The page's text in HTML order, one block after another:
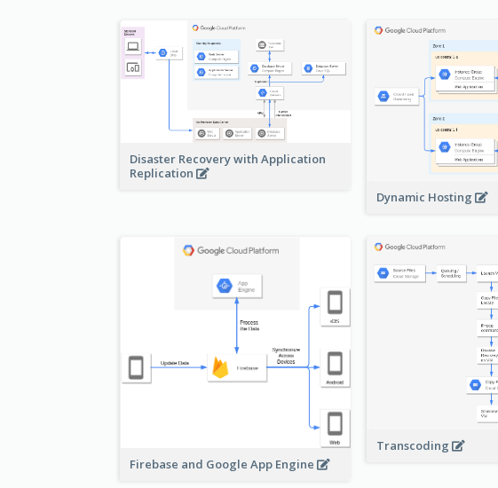
Disaster Recovery with Application
Replication
Dynamic Hosting
Firebase and Google App Engine
Transcoding